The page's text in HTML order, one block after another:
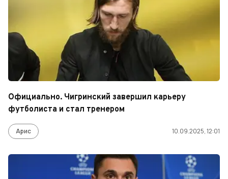
Официально. Чигринский завершил карьеру
футболиста и стал тренером
Арис 10.09.2025, 12:01